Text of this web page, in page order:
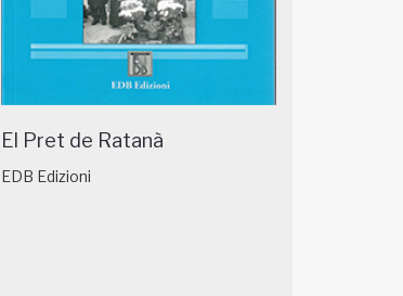
El Pret de Ratanà
EDB Edizioni